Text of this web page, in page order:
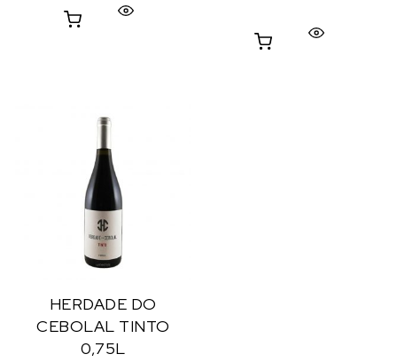
HERDADE DO
CEBOLAL TINTO
0,75L